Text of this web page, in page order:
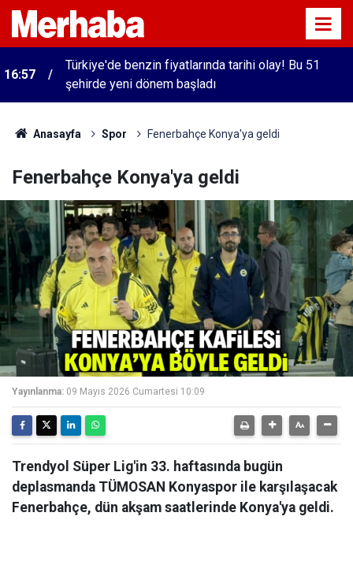
16:57
Türkiye'de benzin fiyatlarında tarihi olay! Bu 51
şehirde yeni dönem başladı
Anasayfa Spor Fenerbahçe Konya'ya geldi
Fenerbahçe Konya'ya geldi
Yayınlanma: 09 Mayıs 2026 Cumartesi 10:09
Trendyol Süper Lig'in 33. haftasında bugün
deplasmanda TÜMOSAN Konyaspor ile karşılaşacak
Fenerbahçe, dün akşam saatlerinde Konya'ya geldi.